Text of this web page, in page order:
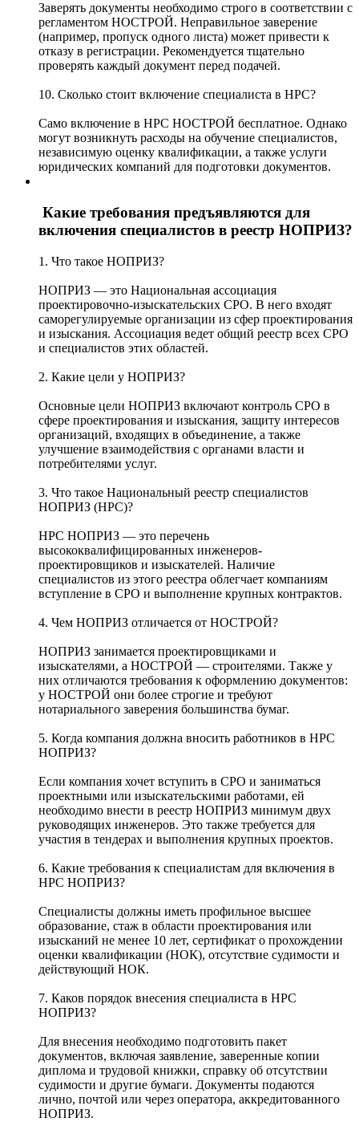
Заверять документы необходимо строго в соответствии с
регламентом НОСТРОЙ. Неправильное заверение
(например, пропуск одного листа) может привести к
отказу в регистрации. Рекомендуется тщательно
проверять каждый документ перед подачей.
10. Сколько стоит включение специалиста в НРС?
Само включение в НРС НОСТРОЙ бесплатное. Однако
могут возникнуть расходы на обучение специалистов,
независимую оценку квалификации, а также услуги
юридических компаний для подготовки документов.
Какие требования предъявляются для
включения специалистов в реестр НОПРИЗ?
1. Что такое НОПРИЗ?
НОПРИЗ — это Национальная ассоциация
проектировочно-изыскательских СРО. В него входят
саморегулируемые организации из сфер проектирования
и изыскания. Ассоциация ведет общий реестр всех СРО
и специалистов этих областей.
2. Какие цели у НОПРИЗ?
Основные цели НОПРИЗ включают контроль СРО в
сфере проектирования и изыскания, защиту интересов
организаций, входящих в объединение, а также
улучшение взаимодействия с органами власти и
потребителями услуг.
3. Что такое Национальный реестр специалистов
НОПРИЗ (НРС)?
НРС НОПРИЗ — это перечень
высококвалифицированных инженеров-
проектировщиков и изыскателей. Наличие
специалистов из этого реестра облегчает компаниям
вступление в СРО и выполнение крупных контрактов.
4. Чем НОПРИЗ отличается от НОСТРОЙ?
НОПРИЗ занимается проектировщиками и
изыскателями, а НОСТРОЙ — строителями. Также у
них отличаются требования к оформлению документов:
у НОСТРОЙ они более строгие и требуют
нотариального заверения большинства бумаг.
5. Когда компания должна вносить работников в НРС
НОПРИЗ?
Если компания хочет вступить в СРО и заниматься
проектными или изыскательскими работами, ей
необходимо внести в реестр НОПРИЗ минимум двух
руководящих инженеров. Это также требуется для
участия в тендерах и выполнения крупных проектов.
6. Какие требования к специалистам для включения в
НРС НОПРИЗ?
Специалисты должны иметь профильное высшее
образование, стаж в области проектирования или
изысканий не менее 10 лет, сертификат о прохождении
оценки квалификации (НОК), отсутствие судимости и
действующий НОК.
7. Каков порядок внесения специалиста в НРС
НОПРИЗ?
Для внесения необходимо подготовить пакет
документов, включая заявление, заверенные копии
диплома и трудовой книжки, справку об отсутствии
судимости и другие бумаги. Документы подаются
лично, почтой или через оператора, аккредитованного
НОПРИЗ.